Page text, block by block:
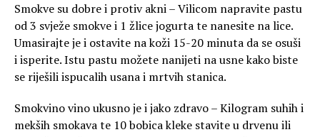
Smokve su dobre i protiv akni – Vilicom napravite pastu
od 3 svježe smokve i 1 žlice jogurta te nanesite na lice.
Umasirajte je i ostavite na koži 15-20 minuta da se osuši
i isperite. Istu pastu možete nanijeti na usne kako biste
se riješili ispucalih usana i mrtvih stanica.
Smokvino vino ukusno je i jako zdravo – Kilogram suhih i
mekših smokava te 10 bobica kleke stavite u drvenu ili